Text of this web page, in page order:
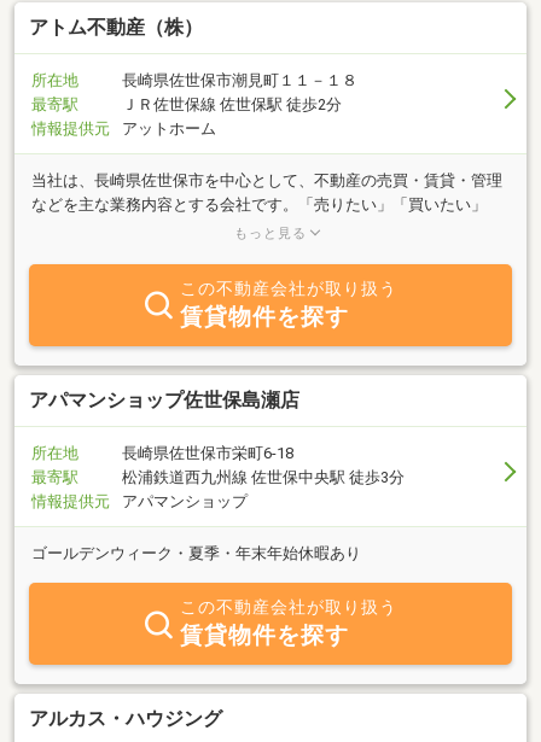
アトム不動産（株）
所在地
長崎県佐世保市潮見町１１－１８
最寄駅
ＪＲ佐世保線 佐世保駅 徒歩2分
情報提供元
アットホーム
当社は、長崎県佐世保市を中心として、不動産の売買・賃貸・管理
などを主な業務内容とする会社です。「売りたい」「買いたい」
「借りたい」ご希望の方、不動産に関する質問は何でもお気軽にご
(財）住宅金融普及協会 住宅ローンアドバイザー登録●来客用駐車
もっと見る
この不動産会社が取り扱う
賃貸物件を探す
アパマンショップ佐世保島瀬店
所在地
長崎県佐世保市栄町6-18
最寄駅
松浦鉄道西九州線 佐世保中央駅 徒歩3分
情報提供元
アパマンショップ
ゴールデンウィーク・夏季・年末年始休暇あり
この不動産会社が取り扱う
賃貸物件を探す
アルカス・ハウジング